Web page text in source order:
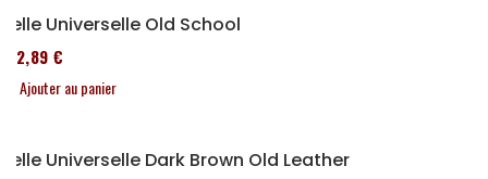
Selle Universelle Old School
152,89 €
Ajouter au panier
Selle Universelle Dark Brown Old Leather